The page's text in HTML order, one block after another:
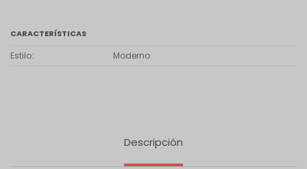
CARACTERÍSTICAS
Estilo Moderno
Descripción